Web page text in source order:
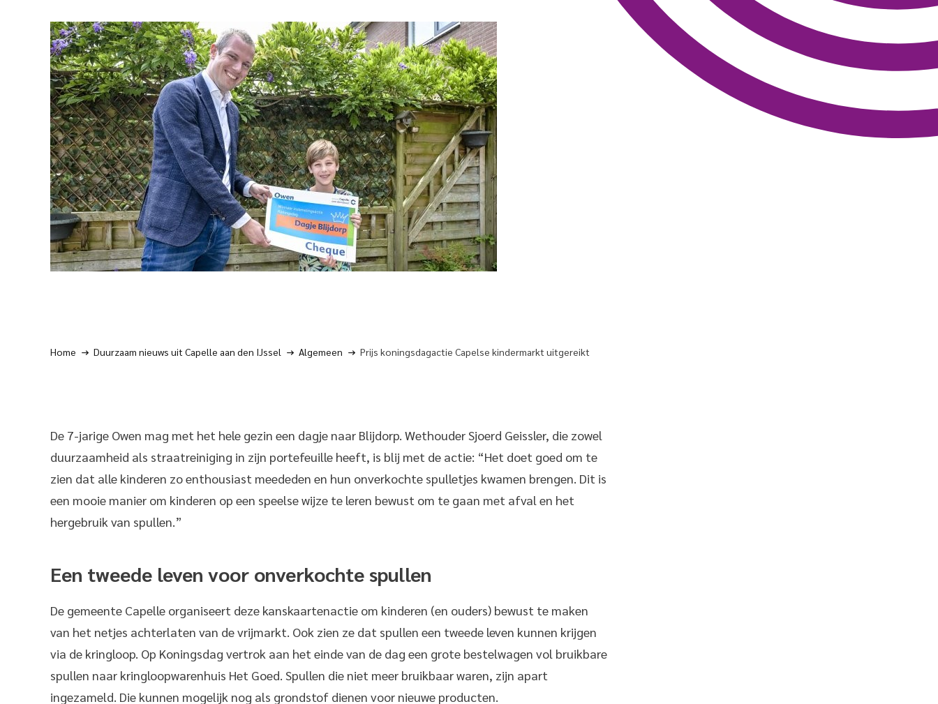
Home Duurzaam nieuws uit Capelle aan den IJssel Algemeen Prijs koningsdagactie Capelse kindermarkt uitgereikt
De 7-jarige Owen mag met het hele gezin een dagje naar Blijdorp. Wethouder Sjoerd Geissler, die zowel
duurzaamheid als straatreiniging in zijn portefeuille heeft, is blij met de actie: “Het doet goed om te
zien dat alle kinderen zo enthousiast meededen en hun onverkochte spulletjes kwamen brengen. Dit is
een mooie manier om kinderen op een speelse wijze te leren bewust om te gaan met afval en het
hergebruik van spullen.”
Een tweede leven voor onverkochte spullen
De gemeente Capelle organiseert deze kanskaartenactie om kinderen (en ouders) bewust te maken
van het netjes achterlaten van de vrijmarkt. Ook zien ze dat spullen een tweede leven kunnen krijgen
via de kringloop. Op Koningsdag vertrok aan het einde van de dag een grote bestelwagen vol bruikbare
spullen naar kringloopwarenhuis Het Goed. Spullen die niet meer bruikbaar waren, zijn apart
ingezameld. Die kunnen mogelijk nog als grondstof dienen voor nieuwe producten.